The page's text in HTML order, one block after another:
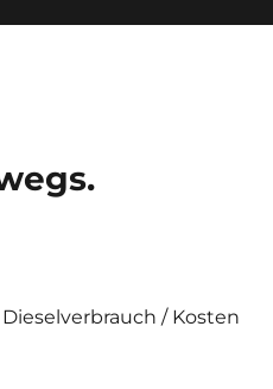
Dieselverbrauch / Kosten